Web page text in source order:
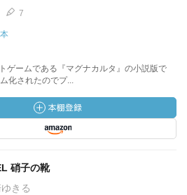
7
ゲームである『マグナカルタ』の小説版で
化されたのでプ...
硝子の靴
きる